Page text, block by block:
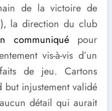
de la victoire de
la direction du club
communiquépour
vis-à-vis d’un
de jeu. Cartons
but injustement validé
détail qui aurait